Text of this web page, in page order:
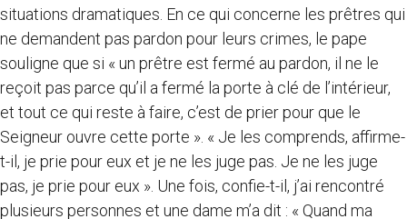
situations dramatiques. En ce qui concerne les prêtres qui
ne demandent pas pardon pour leurs crimes, le pape
souligne que si « un prêtre est fermé au pardon, il ne le
reçoit pas parce qu’il a fermé la porte à clé de l’intérieur,
et tout ce qui reste à faire, c’est de prier pour que le
Seigneur ouvre cette porte ». « Je les comprends, affirme-
t-il, je prie pour eux et je ne les juge pas. Je ne les juge
pas, je prie pour eux ». Une fois, confie-t-il, j’ai rencontré
plusieurs personnes et une dame m’a dit : « Quand ma